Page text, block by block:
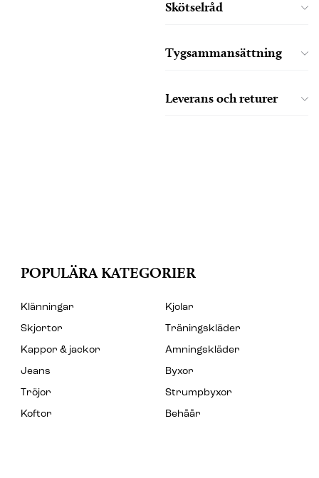
Skötselråd
Tygsammansättning
Leverans och returer
POPULÄRA KATEGORIER
Klänningar
Kjolar
Skjortor
Träningskläder
Kappor & jackor
Amningskläder
Jeans
Byxor
Tröjor
Strumpbyxor
Koftor
Behåår